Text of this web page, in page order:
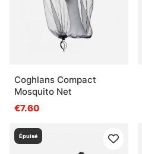
Coghlans Compact
Mosquito Net
€7.60
Épuisé